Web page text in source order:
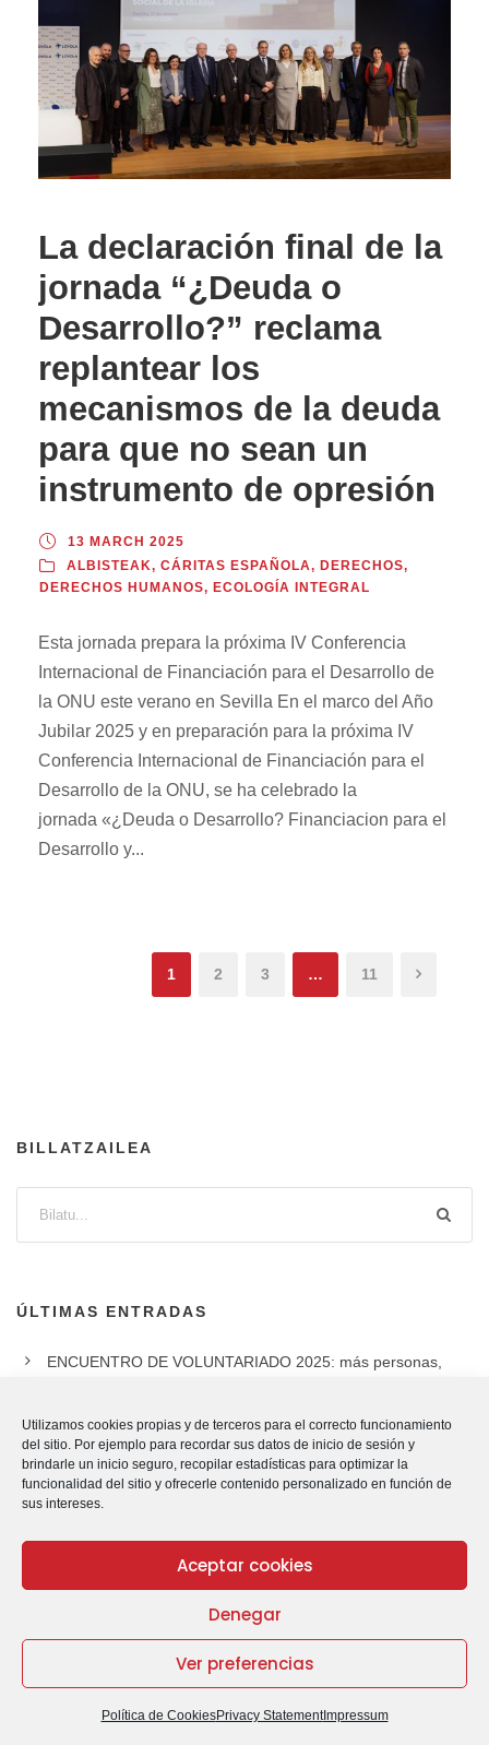
Utilizamos cookies propias y de terceros para el correcto funcionamiento
del sitio. Por ejemplo para recordar sus datos de inicio de sesión y
brindarle un inicio seguro, recopilar estadísticas para optimizar la
funcionalidad del sitio y ofrecerle contenido personalizado en función de
sus intereses.
Aceptar cookies
Denegar
Ver preferencias
Política de CookiesPrivacy StatementImpressum
La declaración final de la
jornada “¿Deuda o
Desarrollo?” reclama
replantear los
mecanismos de la deuda
para que no sean un
instrumento de opresión
13 MARCH 2025
ALBISTEAK, CÁRITAS ESPAÑOLA, DERECHOS,
DERECHOS HUMANOS, ECOLOGÍA INTEGRAL
Esta jornada prepara la próxima IV Conferencia
Internacional de Financiación para el Desarrollo de
la ONU este verano en Sevilla En el marco del Año
Jubilar 2025 y en preparación para la próxima IV
Conferencia Internacional de Financiación para el
Desarrollo de la ONU, se ha celebrado la
jornada «¿Deuda o Desarrollo? Financiacion para el
Desarrollo y...
1 2 3 … 11
BILLATZAILEA
ÚLTIMAS ENTRADAS
ENCUENTRO DE VOLUNTARIADO 2025: más personas,
Los cuidados, eje central del encuentro de inicio de curso en
Cáritas Zona Este _copia
La crisis de Gaza llega a un punto crítico: «Ya basta»
Hablar de la vida y aprender castellano
ARCHIVO